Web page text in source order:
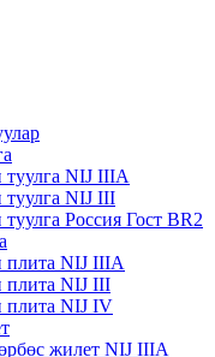
туулга NIJ IIIA
туулга NIJ III
Россия Гост BR2
плита NIJ IIIA
плита NIJ III
плита NIJ IV
жилет NIJ IIIA